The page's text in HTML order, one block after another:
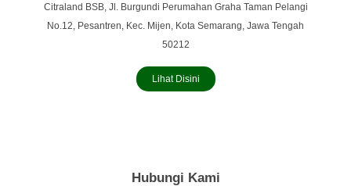
Citraland BSB, Jl. Burgundi Perumahan Graha Taman Pelangi
No.12, Pesantren, Kec. Mijen, Kota Semarang, Jawa Tengah
50212
Lihat Disini
Hubungi Kami